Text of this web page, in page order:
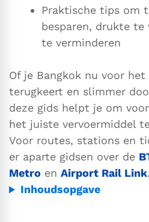
Praktische tips om
besparen, drukte te
te verminderen
Of je Bangkok nu voor
terugkeert en slimmer
deze gids helpt je om
het juiste vervoermiddel
Voor routes, stations en
er aparte gidsen over de
Metro en Airport Rail Link.
Inhoudsopgave